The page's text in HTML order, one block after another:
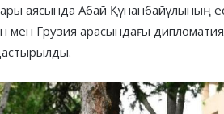
аясында Абай Құнанбайұлының
мен Грузия арасындағы